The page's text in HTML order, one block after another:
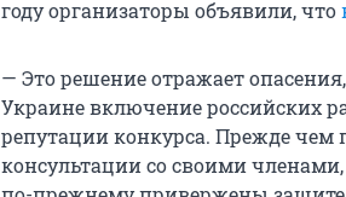
году организаторы объявили, что
— Это решение отражает
Украине включение российских
репутации конкурса. Прежде чем
консультации со своими